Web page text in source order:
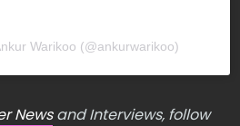
Warikoo (@ankurwarikoo)
Newsand Interviews, follow